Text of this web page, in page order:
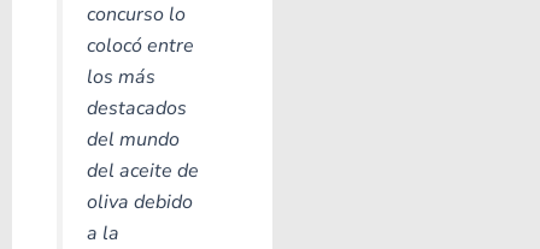
concurso lo
colocó entre
los más
destacados
del mundo
del aceite de
oliva debido
a la